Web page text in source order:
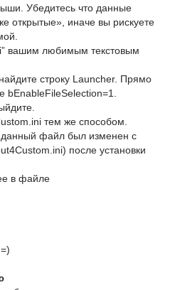
Убедитесь что данные
открытые», иначе вы рискуете
вашим любимым текстовым
строку Launcher. Прямо
тем же способом.
файл был изменен с
после установки
в файле